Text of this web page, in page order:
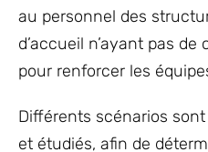
au personnel des
d’accueil n’ayant pas
pour renforcer les
Différents scénarios
et étudiés, afin de